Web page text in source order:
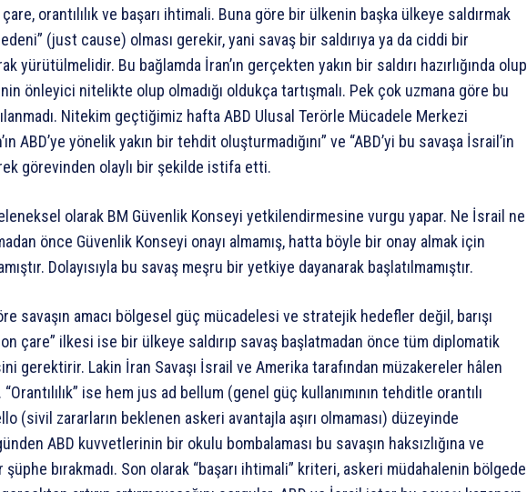
orantılılık ve başarı ihtimali. Buna göre bir ülkenin başka ülkeye saldırmak
(just cause) olması gerekir, yani savaş bir saldırıya ya da ciddi bir
yürütülmelidir. Bu bağlamda İran’ın gerçekten yakın bir saldırı hazırlığında olup
önleyici nitelikte olup olmadığı oldukça tartışmalı. Pek çok uzmana göre bu
Nitekim geçtiğimiz hafta ABD Ulusal Terörle Mücadele Merkezi
ABD’ye yönelik yakın bir tehdit oluşturmadığını” ve “ABD’yi bu savaşa İsrail’in
görevinden olaylı bir şekilde istifa etti.
olarak BM Güvenlik Konseyi yetkilendirmesine vurgu yapar. Ne İsrail ne
önce Güvenlik Konseyi onayı almamış, hatta böyle bir onay almak için
Dolayısıyla bu savaş meşru bir yetkiye dayanarak başlatılmamıştır.
savaşın amacı bölgesel güç mücadelesi ve stratejik hedefler değil, barışı
çare” ilkesi ise bir ülkeye saldırıp savaş başlatmadan önce tüm diplomatik
gerektirir. Lakin İran Savaşı İsrail ve Amerika tarafından müzakereler hâlen
ise hem jus ad bellum (genel güç kullanımının tehditle orantılı
(sivil zararların beklenen askeri avantajla aşırı olmaması) düzeyinde
ABD kuvvetlerinin bir okulu bombalaması bu savaşın haksızlığına ve
şüphe bırakmadı. Son olarak “başarı ihtimali” kriteri, askeri müdahalenin bölgede